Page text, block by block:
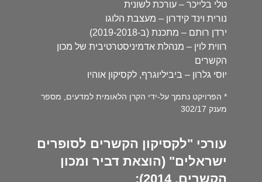
טלי בלייכר – עורכת לשונית
נורית וינד קידרון – מעצבת הלוגו
ירדן רותם – מתכנת (ב-2019-2018)
רווית לוין – מנהלת אדמיניסטרטיבית של מכון
הקשרים
יוסי גלרון – ביביליוגרף, לקסיקון אוהיו
* הפרויקט נתמך על-ידי הקרן הלאומית למדעים, מספר
מענק 302/17
עורכי "לקסיקון הקשרים לסופרים
ישראלים" (הוצאת דביר ומכון
הקשרים, 2014):